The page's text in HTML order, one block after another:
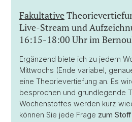
Fakultative
Live-Stream und
16:15-18:00 Uhr im
Ergänzend biete ich zu jedem
Mittwochs (Ende variabel,
eine Theorievertiefung an. Es
besprochen und grundlegende
Wochenstoffes werden kurz
können Sie jede Frage zum